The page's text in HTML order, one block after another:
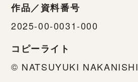
作品／資料番号
2025-00-0031-000
コピーライト
© NATSUYUKI NAKANISHI